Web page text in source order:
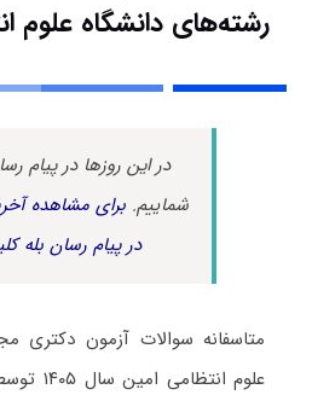
رشته‌های دانشگاه علوم
در این روزها در پیام
شماییم.برای مشاهده
در پیام رسان بله
متاسفانه سوالات آزمون دکتری
علوم